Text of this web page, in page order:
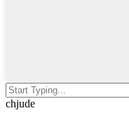
chjude